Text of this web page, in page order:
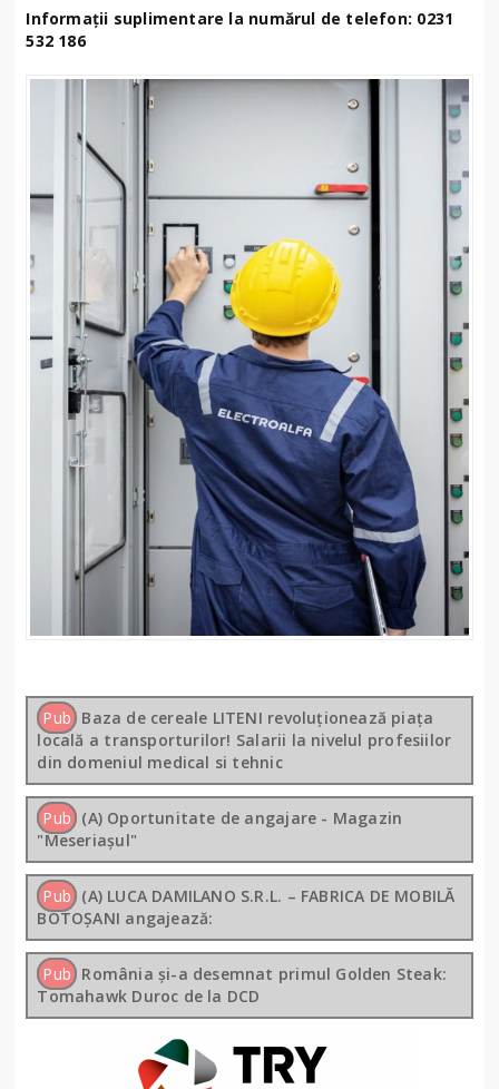
Informații suplimentare la numărul de telefon: 0231
532 186
Pub Baza de cereale LITENI revoluționează piața
locală a transporturilor! Salarii la nivelul profesiilor
din domeniul medical si tehnic
Pub (A) Oportunitate de angajare - Magazin
"Meseriașul"
Pub (A) LUCA DAMILANO S.R.L. – FABRICA DE MOBILĂ
BOTOȘANI angajează:
Pub România și-a desemnat primul Golden Steak:
Tomahawk Duroc de la DCD